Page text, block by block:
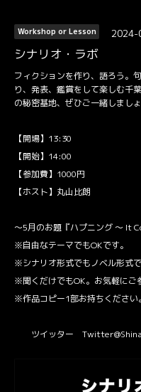
Workshop or Lesson 2024-
シナリオ・ラボ
フィクションを作り、語ろう。
り、発表、鑑賞をして楽しむ千
の秘密基地、ぜひご一緒しましょ
【開場】13:30
【開始】14:00
【参加費】1000円
【ホスト】丸山比朗
〜5月のお題『ハプニング 〜 It
※自由なテーマでもOKです。
※シナリオ形式でもノベル形式で
※聞くだけでもOK。お気軽にご
※作品コピー1部お持ちください。
ツイッター